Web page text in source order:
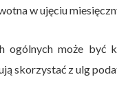
w ujęciu
ogólnych może
skorzystać z ulg